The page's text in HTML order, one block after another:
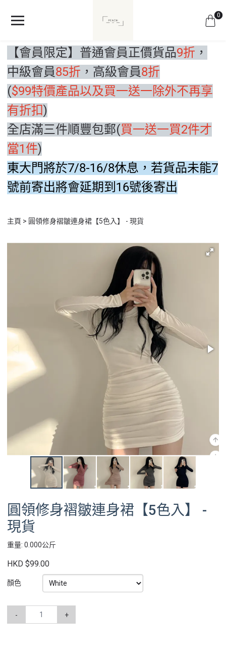
0
【會員限定】普通會員正價貨品9折 ，
中級會員85折 ，高級會員8折
($99特價產品以及買一送一除外不再享
有折扣)
全店滿三件順豐包郵(買一送一買2件才
當1件)
東大門將於7/8-16/8休息，若貨品未能7
號前寄出將會延期到16號後寄出
主頁 圓領修身褶皺連身裙【5色入】 - 現貨
圓領修身褶皺連身裙【5色入】 -
現貨
重量: 0.000公斤
HKD $99.00
顏色
- +